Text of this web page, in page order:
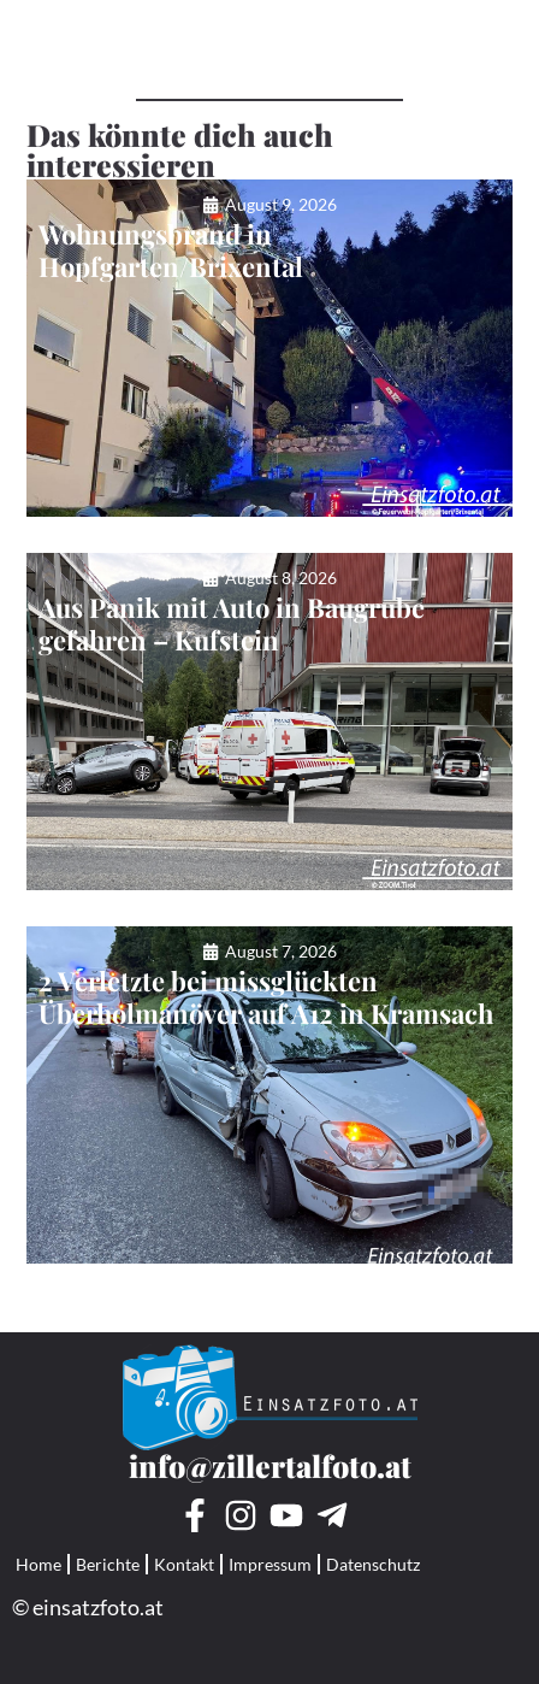
Das könnte dich auch
interessieren
August 9, 2026
Wohnungsbrand in
Hopfgarten/Brixental
August 8, 2026
Aus Panik mit Auto in Baugrube
gefahren – Kufstein
August 7, 2026
2 Verletzte bei missglückten
Überholmanöver auf A12 in Kramsach
info@zillertalfoto.at
Home Berichte Kontakt Impressum Datenschutz
© einsatzfoto.at